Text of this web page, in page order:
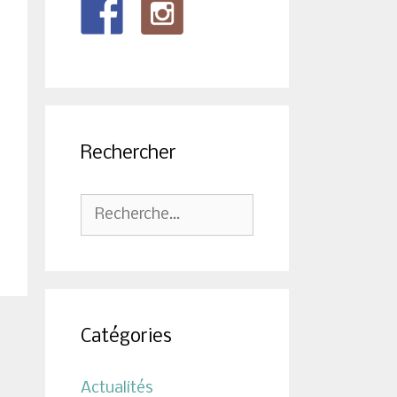
Rechercher
Rechercher :
Catégories
Actualités